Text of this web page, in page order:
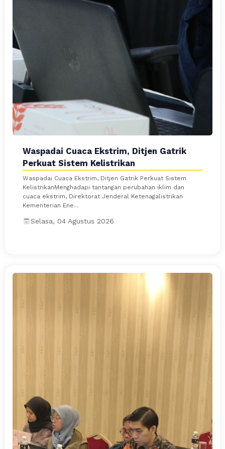
Waspadai Cuaca Ekstrim, Ditjen Gatrik
Perkuat Sistem Kelistrikan
Waspadai Cuaca Ekstrim, Ditjen Gatrik Perkuat Sistem
KelistrikanMenghadapi tantangan perubahan iklim dan
cuaca ekstrim, Direktorat Jenderal Ketenagalistrikan
Kementerian Ene...
Selasa, 04 Agustus 2026